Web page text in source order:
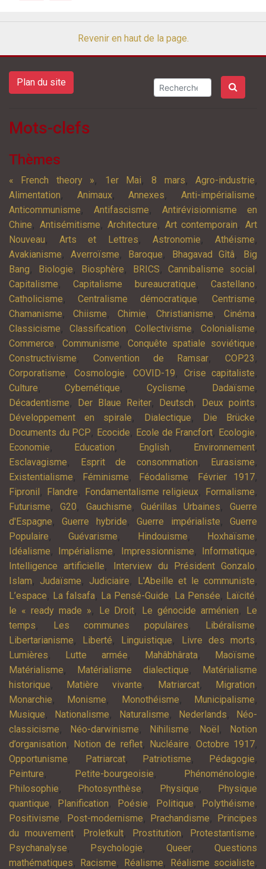
Revenir en haut de la page.
Plan du site
Mots-clefs
Thèmes
« French theory », 1er Mai,8 mars, Agro-industrie,
Alimentation, Animaux,Annexes,Anti-impérialisme,
Anticommunisme, Antifascisme, Antirévisionnisme en
Chine, Antisémitisme,Architecture, Art contemporain,Art
Nouveau,Arts et Lettres, Astronomie,Athéisme,
Avakianisme,Averroïsme, Baroque, Bhagavad Gîtâ, Big
Bang, Biologie, Biosphère, BRICS,Cannibalisme social,
Capitalisme,Capitalisme bureaucratique,Castellano,
Catholicisme,Centralisme démocratique,Centrisme,
Chamanisme, Chiisme, Chimie,Christianisme, Cinéma,
Classicisme, Classification, Collectivisme, Colonialisme,
Commerce, Communisme, Conquête spatiale soviétique,
Constructivisme, Convention de Ramsar, COP23 ,
Corporatisme, Cosmologie, COVID-19, Crise capitaliste,
Culture, Cybernétique, Cyclisme, Dadaïsme,
Décadentisme, Der Blaue Reiter, Deutsch, Deux points,
Développement en spirale, Dialectique, Die Brücke,
Documents du PCP, Ecocide, Ecole de Francfort, Ecologie,
Economie, Education, English, Environnement,
Esclavagisme, Esprit de consommation, Eurasisme,
Existentialisme, Féminisme, Féodalisme, Février 1917,
Fipronil, Flandre, Fondamentalisme religieux, Formalisme,
Futurisme, G20, Gauchisme,Guérillas Urbaines,Guerre
d'Espagne,Guerre hybride,Guerre impérialiste,Guerre
Populaire,Guévarisme, Hindouisme, Hoxhaïsme,
Idéalisme, Impérialisme, Impressionnisme, Informatique,
Intelligence artificielle, Interview du Président Gonzalo,
Islam, Judaïsme, Judiciaire, L'Abeille et le communiste,
L’espace, La falsafa, La Pensé-Guide, La Pensée, Laïcité,
le « ready made », Le Droit, Le génocide arménien, Le
temps, Les communes populaires, Libéralisme,
Libertarianisme, Liberté, Linguistique, Livre des morts,
Lumières, Lutte armée, Mahâbhârata, Maoïsme,
Matérialisme, Matérialisme dialectique, Matérialisme
historique, Matière vivante, Matriarcat, Migration,
Monarchie, Monisme, Monothéisme, Municipalisme,
Musique, Nationalisme, Naturalisme, Nederlands, Néo-
classicisme, Néo-darwinisme, Nihilisme, Noël, Notion
d’organisation, Notion de reflet, Nucléaire, Octobre 1917,
Opportunisme, Patriarcat, Patriotisme, Pédagogie,
Peinture, Petite-bourgeoisie, Phénoménologie,
Philosophie, Photosynthèse, Physique, Physique
quantique, Planification, Poésie, Politique, Polythéisme,
Positivisme, Post-modernisme, Prachandisme, Principes
du mouvement, Proletkult, Prostitution, Protestantisme,
Psychanalyse, Psychologie, Queer,Questions
mathématiques, Racisme, Réalisme, Réalisme socialiste,